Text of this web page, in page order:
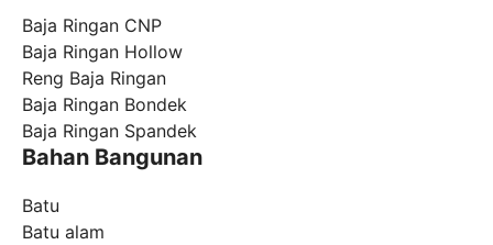
Baja Ringan CNP
Baja Ringan Hollow
Reng Baja Ringan
Baja Ringan Bondek
Baja Ringan Spandek
Bahan Bangunan
Batu
Batu alam